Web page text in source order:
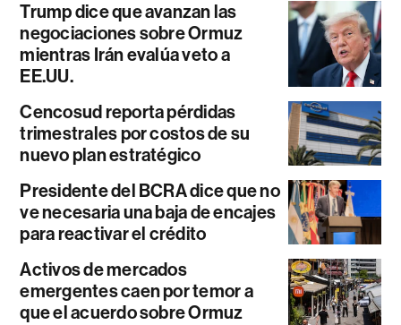
Trump dice que avanzan las
negociaciones sobre Ormuz
mientras Irán evalúa veto a
EE.UU.
Cencosud reporta pérdidas
trimestrales por costos de su
nuevo plan estratégico
Presidente del BCRA dice que no
ve necesaria una baja de encajes
para reactivar el crédito
Activos de mercados
emergentes caen por temor a
que el acuerdo sobre Ormuz